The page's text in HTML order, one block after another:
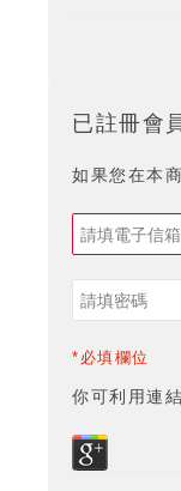
已註冊會
如果您在本
*必填欄位
你可利用連